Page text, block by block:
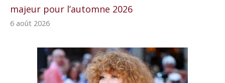
majeur pour l’automne 2026
6 août 2026